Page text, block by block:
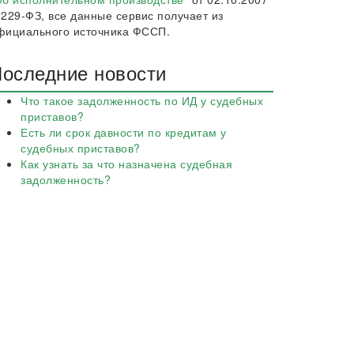
ФЗ, все данные сервис получает из
источника ФССП.
новости
Что такое задолженность по ИД у судебных
приставов?
Есть ли срок давности по кредитам у
судебных приставов?
Как узнать за что назначена судебная
задолженность?